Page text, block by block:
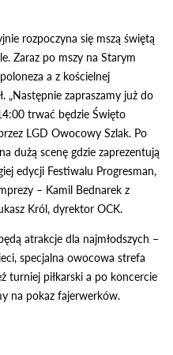
rozpoczyna się mszą świętą
Zaraz po mszy na Starym
a z kościelnej
„Następnie zapraszamy już do
trwać będzie Święto
LGD Owocowy Szlak. Po
dużą scenę gdzie zaprezentują
edycji Festiwalu Progresman,
– Kamil Bednarek z
Król, dyrektor OCK.
atrakcje dla najmłodszych –
specjalna owocowa strefa
turniej piłkarski a po koncercie
na pokaz fajerwerków.